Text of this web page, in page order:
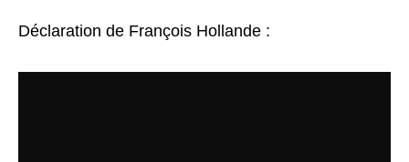
Déclaration de François Hollande :